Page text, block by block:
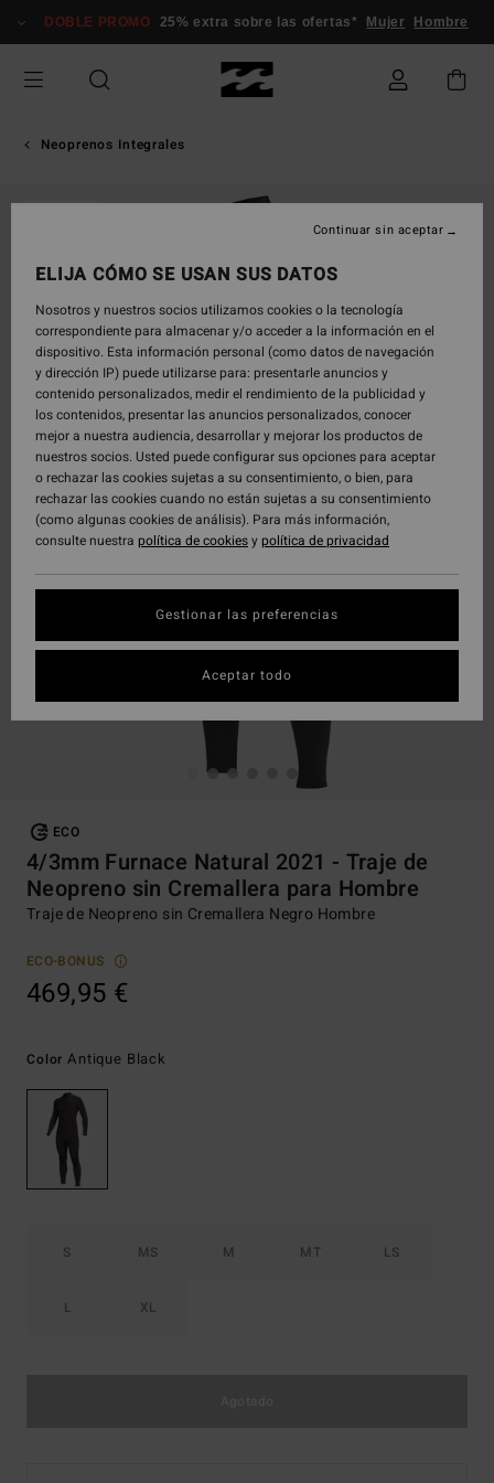
información
DOBLE PROMO 25% extra sobre las ofertas* Mujer Hombre
Neoprenos Integrales
ECO
4/3mm Furnace Natural 2021 - Traje de
Neopreno sin Cremallera para Hombre
Traje de Neopreno sin Cremallera Negro Hombre
ECO-BONUS
469,95 €
ColorAntique Black
S MS M MT LS
L XL
ELIJA CÓMO SE USAN SUS DATOS
Nosotros y nuestros socios utilizamos cookies o la tecnología
correspondiente para almacenar y/o acceder a la información en el
dispositivo. Esta información personal (como datos de navegación
y dirección IP) puede utilizarse para: presentarle anuncios y
contenido personalizados, medir el rendimiento de la publicidad y
los contenidos, presentar las anuncios personalizados, conocer
mejor a nuestra audiencia, desarrollar y mejorar los productos de
nuestros socios. Usted puede configurar sus opciones para aceptar
o rechazar las cookies sujetas a su consentimiento, o bien, para
rechazar las cookies cuando no están sujetas a su consentimiento
(como algunas cookies de análisis). Para más información,
consulte nuestra política de cookiesypolítica de privacidad
Gestionar las preferencias
Continuar sin aceptar
Aceptar todo